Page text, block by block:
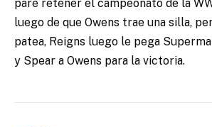
pare retener el campeonato de la
luego de que Owens trae una silla,
patea, Reigns luego le pega
y Spear a Owens para la victoria.